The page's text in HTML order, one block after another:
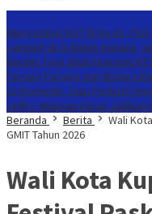
Menyambut HUT RI Ke-81,
Canggih di GI Bolok Kupang
Border Fest 2026 Ekonomi
Persen Perwira dan Bintara
21/Komodo, Siap Perkuat
Jeffry: Nelayan Harus
Beranda
Berita
Wali
GMIT Tahun 2026
Wali Kota